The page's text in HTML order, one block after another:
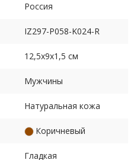
Россия
IZ297-P058-K024-R
12,5х9х1,5 см
Мужчины
Натуральная кожа
Коричневый
Гладкая